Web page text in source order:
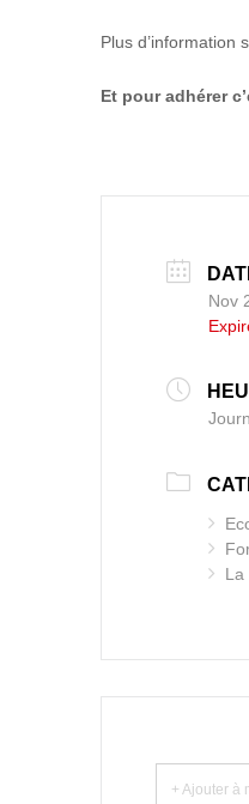
Plus d’information
Et pour adhérer
Nov
La
+ Ajouter à